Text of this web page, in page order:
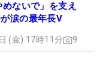
めないで」を支え
涙の最年長V
(金) 17時11分 9